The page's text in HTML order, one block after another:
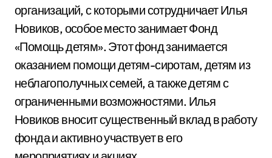
организаций, с которыми сотрудничает Илья
Новиков, особое место занимает Фонд
«Помощь детям». Этот фонд занимается
оказанием помощи детям-сиротам, детям из
неблагополучных семей, а также детям с
ограниченными возможностями. Илья
Новиков вносит существенный вклад в работу
фонда и активно участвует в его